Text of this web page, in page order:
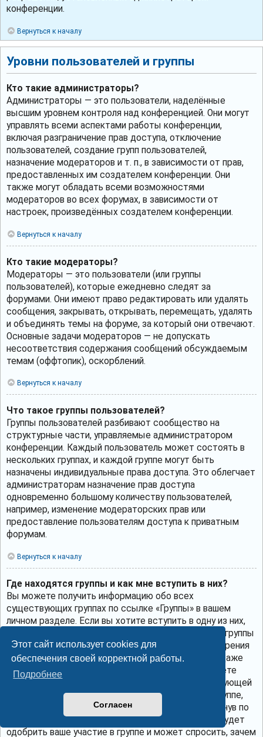
Этот сайт использует cookies для
обеспечения своей корректной работы.
Подробнее
Согласен
конференции.
Вернуться к началу
Уровни пользователей и группы
Кто такие администраторы?
Администраторы — это пользователи, наделённые
высшим уровнем контроля над конференцией. Они могут
управлять всеми аспектами работы конференции,
включая разграничение прав доступа, отключение
пользователей, создание групп пользователей,
назначение модераторов и т. п., в зависимости от прав,
предоставленных им создателем конференции. Они
также могут обладать всеми возможностями
модераторов во всех форумах, в зависимости от
настроек, произведённых создателем конференции.
Вернуться к началу
Кто такие модераторы?
Модераторы — это пользователи (или группы
пользователей), которые ежедневно следят за
форумами. Они имеют право редактировать или удалять
сообщения, закрывать, открывать, перемещать, удалять
и объединять темы на форуме, за который они отвечают.
Основные задачи модераторов — не допускать
несоответствия содержания сообщений обсуждаемым
темам (оффтопик), оскорблений.
Вернуться к началу
Что такое группы пользователей?
Группы пользователей разбивают сообщество на
структурные части, управляемые администратором
конференции. Каждый пользователь может состоять в
нескольких группах, и каждой группе могут быть
назначены индивидуальные права доступа. Это облегчает
администраторам назначение прав доступа
одновременно большому количеству пользователей,
например, изменение модераторских прав или
предоставление пользователям доступа к приватным
форумам.
Вернуться к началу
Где находятся группы и как мне вступить в них?
Вы можете получить информацию обо всех
существующих группах по ссылке «Группы» в вашем
личном разделе. Если вы хотите вступить в одну из них,
нажмите соответствующую кнопку. Однако не все группы
общедоступны. Некоторые могут требовать одобрения
для вступления в них, могут быть закрытыми или даже
скрытыми. Если группа общедоступна, то вы можете
запросить членство в ней, щёлкнув по соответствующей
кнопке. Если требуется одобрение на участие в группе,
вы можете отправить запрос на вступление, щёлкнув по
соответствующей кнопке. Лидер группы должен будет
одобрить ваше участие в группе и может спросить, зачем